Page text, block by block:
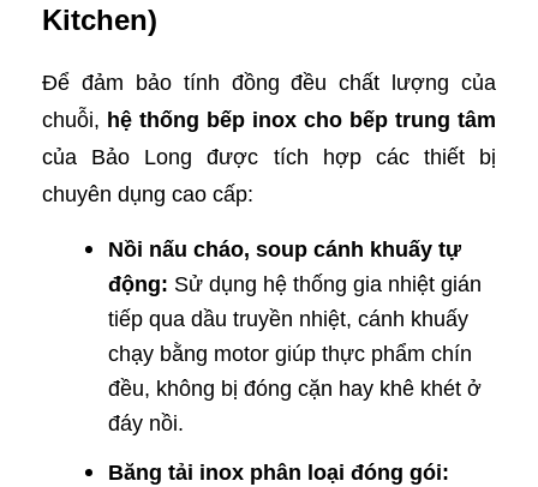
Kitchen)
Để đảm bảo tính đồng đều chất lượng của
chuỗi, hệ thống bếp inox cho bếp trung tâm
của Bảo Long được tích hợp các thiết bị
chuyên dụng cao cấp:
Nồi nấu cháo, soup cánh khuấy tự
động: Sử dụng hệ thống gia nhiệt gián
tiếp qua dầu truyền nhiệt, cánh khuấy
chạy bằng motor giúp thực phẩm chín
đều, không bị đóng cặn hay khê khét ở
đáy nồi.
Băng tải inox phân loại đóng gói: